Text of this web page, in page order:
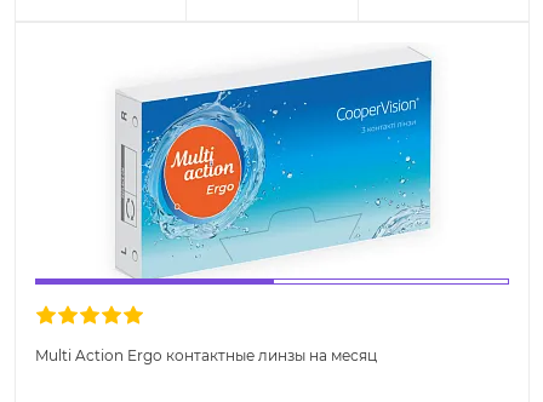
Multi Action Ergo контактные линзы на месяц